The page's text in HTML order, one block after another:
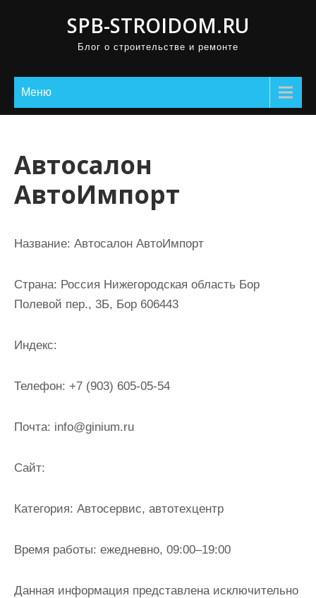
SPB-STROIDOM.RU
Блог о строительстве и ремонте
Меню
Автосалон
АвтоИмпорт
Название: Автосалон АвтоИмпорт
Страна: Россия Нижегородская область Бор
Полевой пер., 3Б, Бор 606443
Индекс:
Телефон: +7 (903) 605-05-54
Почта: info@ginium.ru
Cайт:
Категория: Автосервис, автотехцентр
Время работы: ежедневно, 09:00–19:00
Данная информация представлена исключительно